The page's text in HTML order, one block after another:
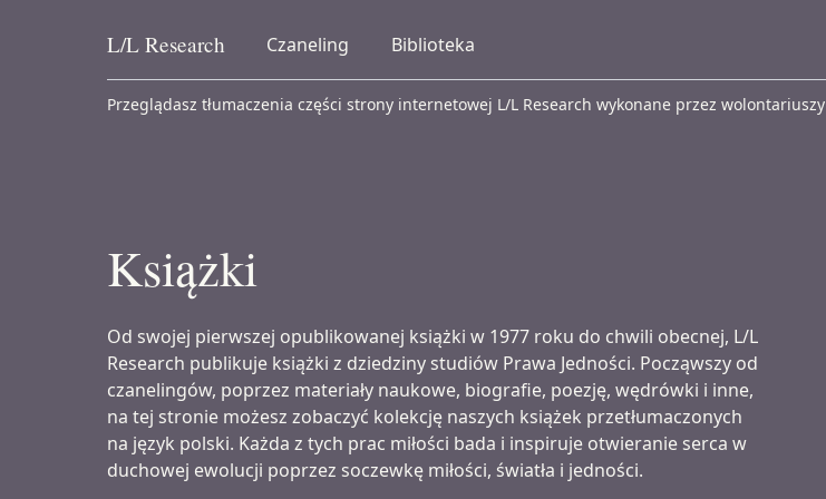
Skip to content
L/L Research Czaneling Biblioteka
Przeglądasz tłumaczenia części strony internetowej L/L Research wykonane przez wolontariuszy
Książki
Od swojej pierwszej opublikowanej książki w 1977 roku do chwili obecnej, L/L
Research publikuje książki z dziedziny studiów Prawa Jedności. Począwszy od
czanelingów, poprzez materiały naukowe, biografie, poezję, wędrówki i inne,
na tej stronie możesz zobaczyć kolekcję naszych książek przetłumaczonych
na język polski. Każda z tych prac miłości bada i inspiruje otwieranie serca w
duchowej ewolucji poprzez soczewkę miłości, światła i jedności.